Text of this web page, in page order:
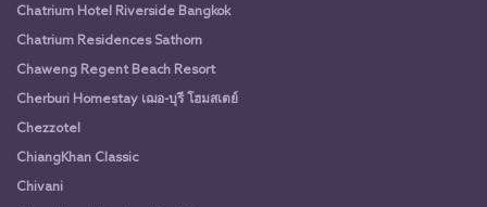
Chatrium Hotel Riverside Bangkok
Chatrium Residences Sathorn
Chaweng Regent Beach Resort
Cherburi Homestay เฌอ-บุรี โฮมสเตย์
Chezzotel
ChiangKhan Classic
Chivani